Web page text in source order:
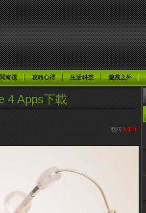
奇視 攻略心得 生活科技 遊戲之外
4 Apps下載
點閱 1,018